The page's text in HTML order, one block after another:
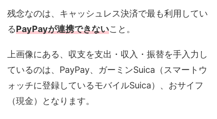
残念なのは、キャッシュレス決済で最も利用してい
るPayPayが連携できないこと。
上画像にある、収支を支出・収入・振替を手入力し
ているのは、PayPay、ガーミンSuica（スマートウ
ォッチに登録しているモバイルSuica）、おサイフ
（現金）となります。